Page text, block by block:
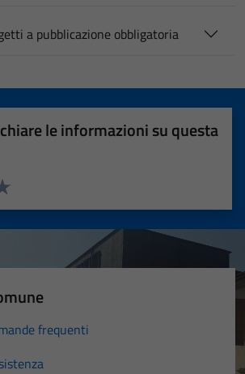
a pubblicazione obbligatoria
le informazioni su questa
5 stelle su 5
4 stelle su 5
su 5
su 5
5
frequenti